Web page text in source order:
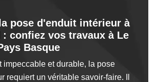
pose d'enduit intérieur à
: confiez vos travaux à Le
Basque
impeccable et durable, la pose
requiert un véritable savoir-faire. Il